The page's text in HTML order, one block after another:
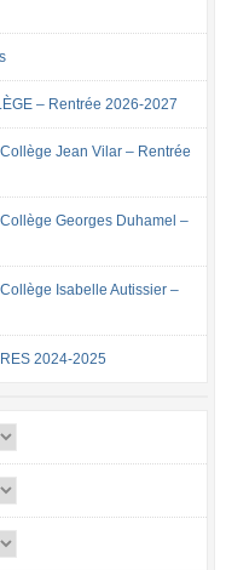
– Rentrée 2026-2027
Jean Vilar – Rentrée
Georges Duhamel –
Isabelle Autissier –
2024-2025